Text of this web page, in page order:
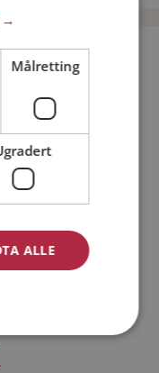
Kvinne
→
Målretting
ALLE